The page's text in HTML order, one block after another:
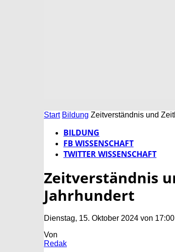
Start Bildung Zeitverständnis und
BILDUNG
FB WISSENSCHAFT
TWITTER WISSENSCHAFT
Zeitverständnis
Jahrhundert
Dienstag, 15. Oktober 2024 von
Von
Redak